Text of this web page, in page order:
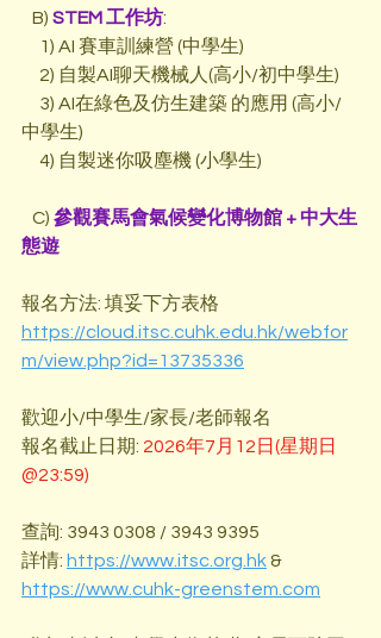
   B)
STEM 工作坊:
     1) AI 賽車訓練營 (中學生)
2) 自製AI聊天機械人(高小/初中學生)
中學生)
     4) 自製迷你吸塵機 (小學生)
   C)
參觀賽馬會氣候變化博物館 + 中大生
態遊
報名方法: 填妥下方表格
https://cloud.itsc.cuhk.edu.hk/webfor
m/view.php?id=13735336
歡迎小/中學生/家長/老師報名
報名截止日期: 2026年7月12日(星期日
@23:59)
查詢: 3943 0308 / 3943 9395
詳情: https://www.itsc.org.hk &
https://www.cuhk-greenstem.com